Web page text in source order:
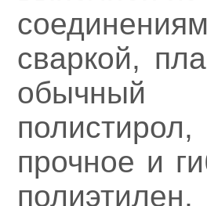
сваркой,
прочное и